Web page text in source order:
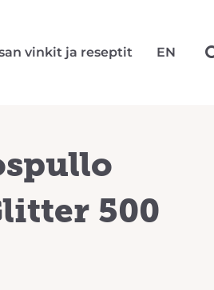
vinkit ja reseptit EN
500